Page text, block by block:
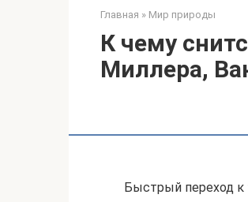
Главная » Мир природы
К чему
Миллера,
Быстрый переход к